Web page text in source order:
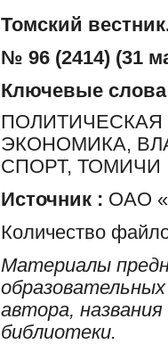
Томский
№ 96 (2414) (31
Ключевые слова
ЭКОНОМИКА,
СПОРТ, ТОМИЧИ
Источник : ОАО
Количество
Материалы
автора,
библиотеки.